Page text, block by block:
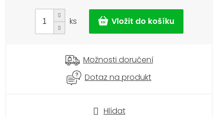
Hlídat
cena:
ks
Možnosti doručení
Dotaz na produkt